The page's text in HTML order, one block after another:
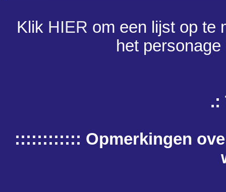
Klik HIER om een lijst op te
het
.:
:::::::::::: Opmerkingen